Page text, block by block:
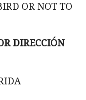
OR NOT TO
DIRECCIÓN